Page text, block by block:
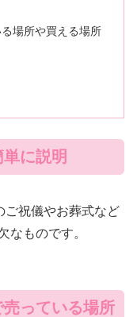
場所や買える場所
に説明
ご祝儀やお葬式など
なものです。
売っている場所